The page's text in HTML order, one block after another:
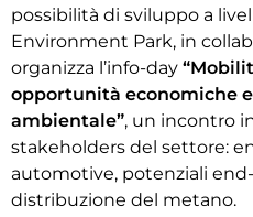
possibilità di sviluppo a
Environment Park, in
organizza l’info-day
opportunità economiche
ambientale”, un incontro
stakeholders del settore:
automotive, potenziali
distribuzione del metano.